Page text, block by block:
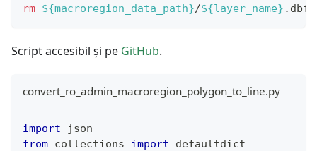
rm ${macroregion_data_path}/${layer_name} .dbf
Script accesibil și pe GitHub.
convert_ro_admin_macroregion_polygon_to_line.py
import json
from collections import defaultdict